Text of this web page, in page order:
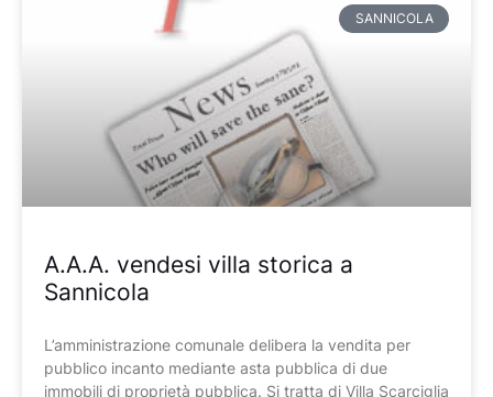
SANNICOLA
A.A.A. vendesi villa storica a
Sannicola
L’amministrazione comunale delibera la vendita per
pubblico incanto mediante asta pubblica di due
immobili di proprietà pubblica. Si tratta di Villa Scarciglia